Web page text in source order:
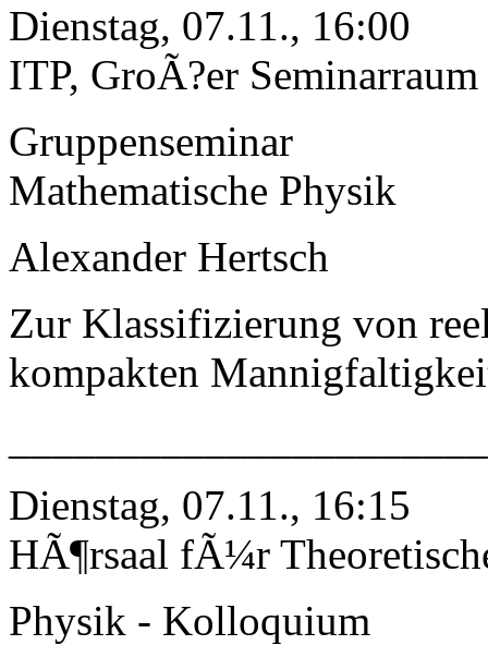
Dienstag, 07.11., 16:00
ITP, GroÃ?er Seminarraum
Gruppenseminar
Mathematische Physik
Alexander Hertsch
Zur Klassifizierung von
kompakten
Dienstag, 07.11., 16:15
HÃ¶rsaal fÃ¼r
Physik - Kolloquium